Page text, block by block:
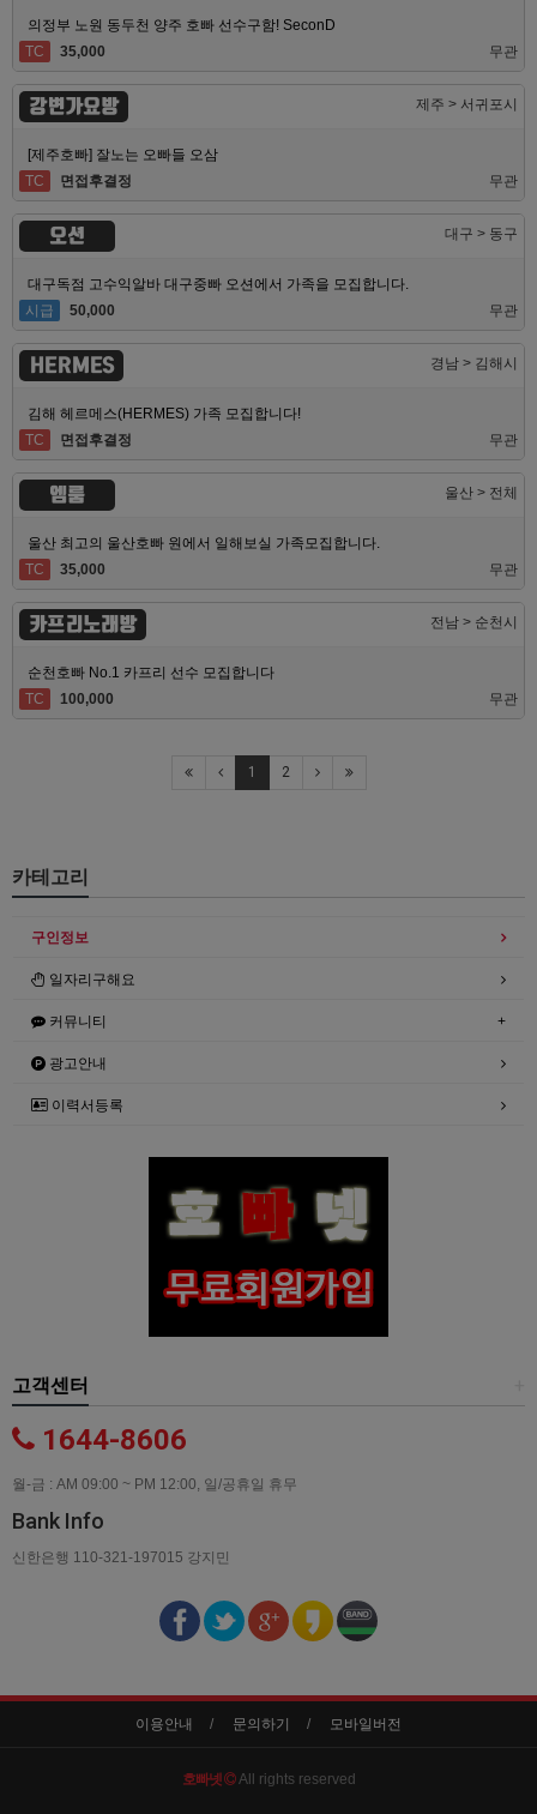
의정부 노원 동두천 양주 호빠 선수구함! SeconD
TC
35,000 무관
강변가요방 제주 > 서귀포시
[제주호빠] 잘노는 오빠들 오삼
TC
면접후결정 무관
오션 대구 > 동구
대구독점 고수익알바 대구중빠 오션에서 가족을 모집합니다.
시급
50,000 무관
HERMES 경남 > 김해시
김해 헤르메스(HERMES) 가족 모집합니다!
TC
면접후결정 무관
엠룸 울산 > 전체
울산 최고의 울산호빠 원에서 일해보실 가족모집합니다.
TC
35,000 무관
카프리노래방 전남 > 순천시
순천호빠 No.1 카프리 선수 모집합니다
TC
100,000 무관
1 2
카테고리
구인정보
일자리구해요
커뮤니티
광고안내
이력서등록
고객센터
1644-8606
월-금 : AM 09:00 ~ PM 12:00, 일/공휴일 휴무
Bank Info
신한은행 110-321-197015 강지민
이용안내 문의하기 모바일버전
호빠넷 All rights reserved